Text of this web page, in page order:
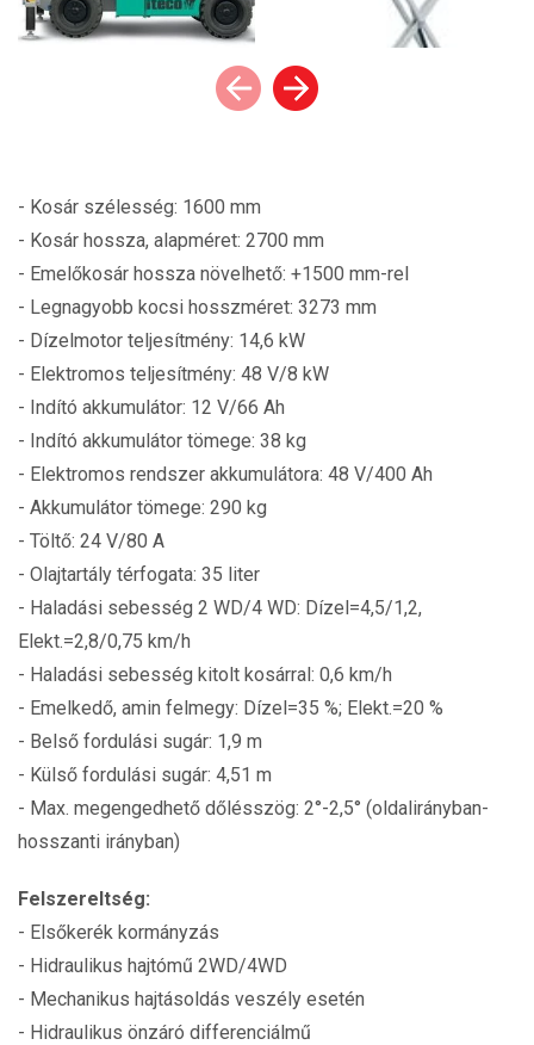
- Kosár szélesség: 1600 mm
- Kosár hossza, alapméret: 2700 mm
- Emelőkosár hossza növelhető: +1500 mm-rel
- Legnagyobb kocsi hosszméret: 3273 mm
- Dízelmotor teljesítmény: 14,6 kW
- Elektromos teljesítmény: 48 V/8 kW
- Indító akkumulátor: 12 V/66 Ah
- Indító akkumulátor tömege: 38 kg
- Elektromos rendszer akkumulátora: 48 V/400 Ah
- Akkumulátor tömege: 290 kg
- Töltő: 24 V/80 A
- Olajtartály térfogata: 35 liter
- Haladási sebesség 2 WD/4 WD: Dízel=4,5/1,2,
Elekt.=2,8/0,75 km/h
- Haladási sebesség kitolt kosárral: 0,6 km/h
- Emelkedő, amin felmegy: Dízel=35 %; Elekt.=20 %
- Belső fordulási sugár: 1,9 m
- Külső fordulási sugár: 4,51 m
- Max. megengedhető dőlésszög: 2°-2,5° (oldalirányban-
hosszanti irányban)
Felszereltség:
- Elsőkerék kormányzás
- Hidraulikus hajtómű 2WD/4WD
- Mechanikus hajtásoldás veszély esetén
- Hidraulikus önzáró differenciálmű